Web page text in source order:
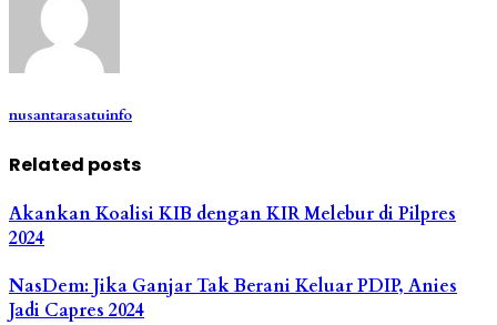
nusantarasatuinfo
Related posts
Akankan Koalisi KIB dengan KIR Melebur di Pilpres
2024
NasDem: Jika Ganjar Tak Berani Keluar PDIP, Anies
Jadi Capres 2024